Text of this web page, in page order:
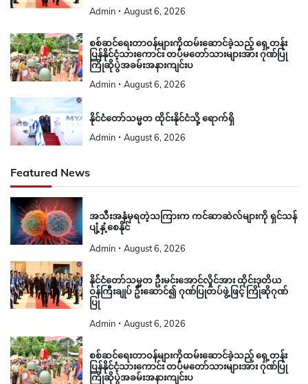
Admin August 6, 2026
စစ်ဆင်ရေးတာဝန်များကိုထမ်းဆောင်ခဲ့သည့် ရှေ့တန်း
ပြန်နိုင်ငံ့သားကောင်း တပ်မတော်သားများအား ဂုဏ်ပြု
ကြိုဆိုပွဲအခမ်းအနားကျင်းပ
Admin August 6, 2026
နိုင်ငံတော်သမ္မတ ထိုင်းနိုင်ငံသို့ ရောက်ရှိ
Admin August 6, 2026
Featured News
အသီးအနှံမှရတဲ့သကြားက ကင်ဆာဆဲလ်များကို ရှင်သန်
ပျံ့နှံ့စေနိုင်
Admin August 6, 2026
နိုင်ငံတော်သမ္မတ ဦးမင်းအောင်လှိုင်အား ထိုင်းဒုတိယ
ဝန်ကြီးချုပ် ဦးဆောင်၍ ဂုဏ်ပြုတပ်ဖွဲ့ဖြင့် ကြိုဆိုဂုဏ်
ပြု
Admin August 6, 2026
စစ်ဆင်ရေးတာဝန်များကိုထမ်းဆောင်ခဲ့သည့် ရှေ့တန်း
ပြန်နိုင်ငံ့သားကောင်း တပ်မတော်သားများအား ဂုဏ်ပြု
ကြိုဆိုပွဲအခမ်းအနားကျင်းပ